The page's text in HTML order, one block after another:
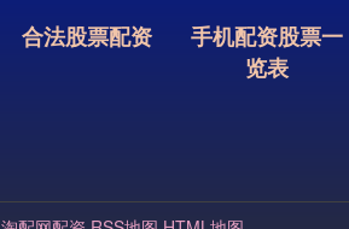
合法股票配资
手机配资股票一
览表